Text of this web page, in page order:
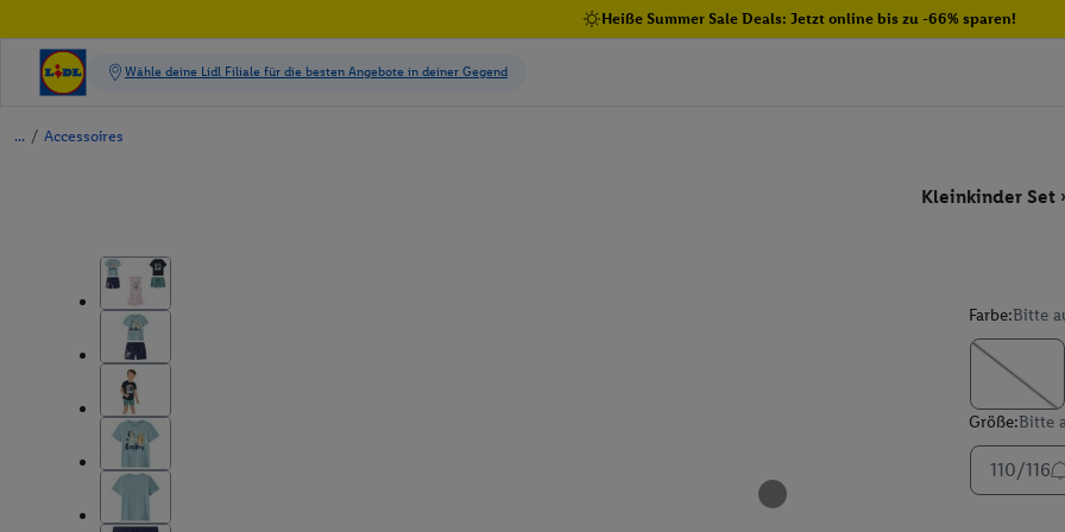
Heiße Summer Sale Deals: Jetzt online bis zu -66% sparen!
/ Accessoires
Kleinkinder Set
Farbe:Bitte
Größe:Bitte
110/116